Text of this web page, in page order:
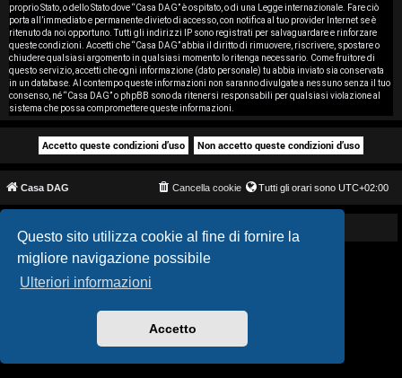
Questo sito utilizza cookie al fine di fornire la
migliore navigazione possibile
Ulteriori informazioni
Accetto
s
e
n
z
i
s
p
o
t
proprio Stato, o dello Stato dove “Casa DAG” è ospitato, o di una Legge internazionale. Fare ciò
porta all’immediato e permanente divieto di accesso, con notifica al tuo provider Internet se è
ritenuto da noi opportuno. Tutti gli indirizzi IP sono registrati per salvaguardare e rinforzare
queste condizioni. Accetti che “Casa DAG” abbia il diritto di rimuovere, riscrivere, spostare o
chiudere qualsiasi argomento in qualsiasi momento lo ritenga necessario. Come fruitore di
questo servizio, accetti che ogni informazione (dato personale) tu abbia inviato sia conservata
in un database. Al contempo queste informazioni non saranno divulgate a nessuno senza il tuo
consenso, né “Casa DAG” o phpBB sono da ritenersi responsabili per qualsiasi violazione al
sistema che possa compromettere queste informazioni.
Casa DAG Tutti gli orari sono UTC+02:00
Cancella cookie